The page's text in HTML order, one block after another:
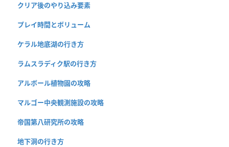
クリア後のやり込み要素
プレイ時間とボリューム
ケラル地底湖の行き方
ラムスラディク駅の行き方
アルボール植物園の攻略
マルゴー中央観測施設の攻略
帝国第八研究所の攻略
地下洞の行き方